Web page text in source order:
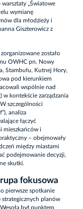
„Światowe
wymianę
dla młodzieży i
Giszterowicz z
zostało
OWHC pn. Nowy
Stambułu, Kutnej Hory,
pod kierunkiem
wspólnie nad
w kontekście zarządzania
szczególności
analiza
łączyć
mieszkańców i
– obejmowały
między miastami
podejmowanie decyzji,
skutki.
fokusowa
pierwsze spotkanie
strategicznych planów
był punktem